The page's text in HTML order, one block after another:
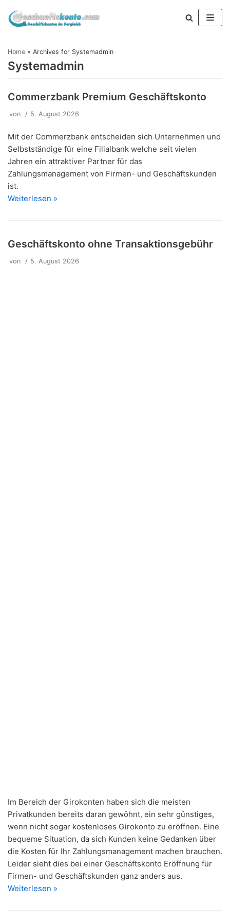
Zum
Inhalt
Home » Archives for Systemadmin
Systemadmin
Commerzbank Premium Geschäftskonto
von 5. August 2026
Mit der Commerzbank entscheiden sich Unternehmen und
Selbstständige für eine Filialbank welche seit vielen
Jahren ein attraktiver Partner für das
Zahlungsmanagement von Firmen- und Geschäftskunden
ist.
Weiterlesen »
Geschäftskonto ohne Transaktionsgebühr
von 5. August 2026
Im Bereich der Girokonten haben sich die meisten
Privatkunden bereits daran gewöhnt, ein sehr günstiges,
wenn nicht sogar kostenloses Girokonto zu eröffnen. Eine
bequeme Situation, da sich Kunden keine Gedanken über
die Kosten für Ihr Zahlungsmanagement machen brauchen.
Leider sieht dies bei einer Geschäftskonto Eröffnung für
Firmen- und Geschäftskunden ganz anders aus.
Weiterlesen »